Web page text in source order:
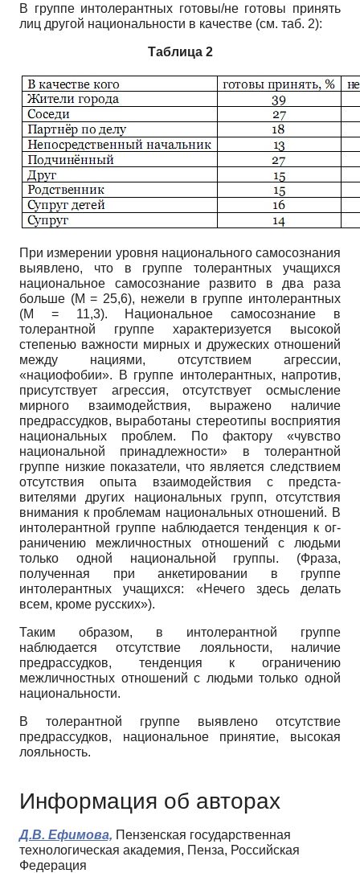
В группе интолерантных готовы/не готовы принять
лиц другой нацио­нальности в качестве (см. таб. 2):
Таблица 2
При измерении уровня национального самосознания
выявлено, что в группе толерантных учащихся
национальное самосознание развито в два раза
больше (М = 25,6), нежели в группе интолерантных
(М = 11,3). Национальное самосознание в
толерантной группе характеризуется высокой
степенью важно­сти мирных и дружеских отношений
между нациями, отсутствием агрессии,
«нациофобии». В группе интолерантных, напротив,
присутствует агрессия, от­сутствует осмысление
мирного взаимодействия, выражено наличие
предрас­судков, выработаны стереотипы восприятия
национальных проблем. По факто­ру «чувство
национальной принадлежности» в толерантной
группе низкие по­казатели, что является следствием
отсутствия опыта взаимодействия с предста­
вителями других национальных групп, отсутствия
внимания к проблемам на­циональных отношений. В
интолерантной группе наблюдается тенденция к ог­
раничению межличностных отношений с людьми
только одной национальной группы. (Фраза,
полученная при анкетировании в группе
интолерантных уча­щихся: «Нечего здесь делать
всем, кроме русских»).
Таким образом, в интолерантной группе
наблюдается отсутствие лояль­ности, наличие
предрассудков, тенденция к ограничению
межличностных от­ношений с людьми только одной
национальности.
В толерантной группе выявлено отсутствие
предрассудков, национальное принятие, высокая
лояльность.
Информация об авторах
Д.В. Ефимова, Пензенская государственная
технологическая академия, Пенза, Российская
Федерация